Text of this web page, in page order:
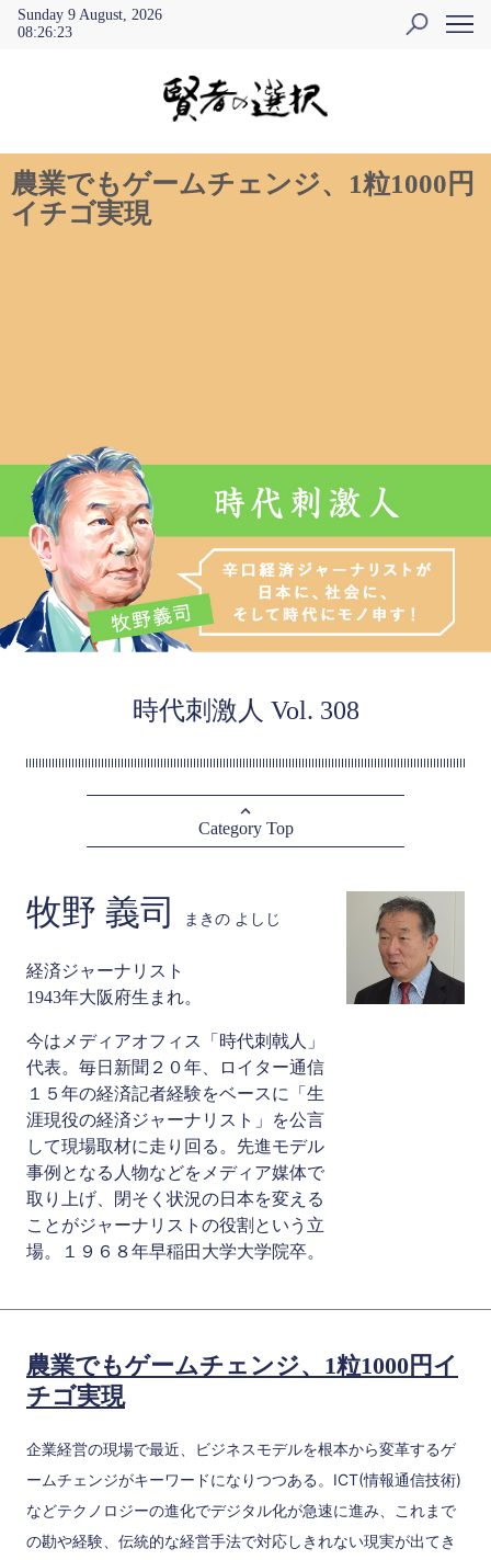
Sunday 9 August, 2026
08:26:24
農業でもゲームチェンジ、1粒1000円
イチゴ実現
時代刺激人 Vol. 308
Category Top
牧野 義司 まきの よしじ
経済ジャーナリスト
1943年大阪府生まれ。
今はメディアオフィス「時代刺戟人」
代表。毎日新聞２０年、ロイター通信
１５年の経済記者経験をベースに「生
涯現役の経済ジャーナリスト」を公言
して現場取材に走り回る。先進モデル
事例となる人物などをメディア媒体で
取り上げ、閉そく状況の日本を変える
ことがジャーナリストの役割という立
場。１９６８年早稲田大学大学院卒。
農業でもゲームチェンジ、1粒1000円イ
チゴ実現
企業経営の現場で最近、ビジネスモデルを根本から変革するゲ
ームチェンジがキーワードになりつつある。ICT(情報通信技術)
などテクノロジーの進化でデジタル化が急速に進み、これまで
の勘や経験、伝統的な経営手法で対応しきれない現実が出てき